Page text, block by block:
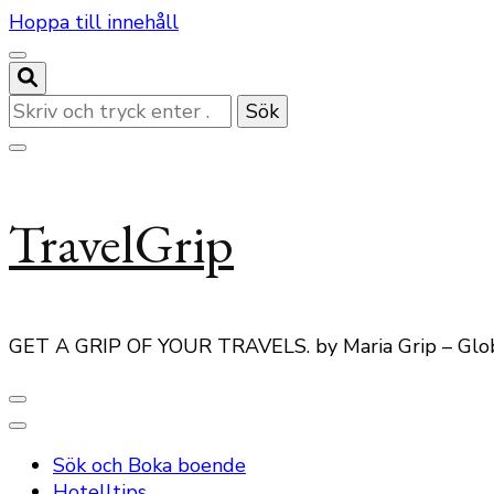
Hoppa till innehåll
Letar
du
efter
TravelGrip
GET A GRIP OF YOUR TRAVELS. by Maria Grip –
Sök och Boka boende